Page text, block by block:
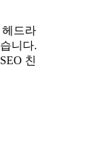
드라
니다.
친